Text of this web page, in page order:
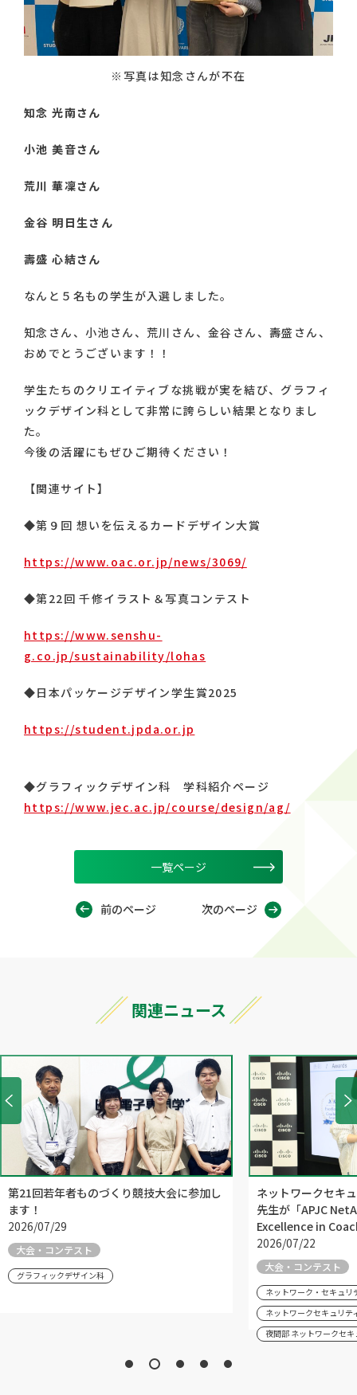
※写真は知念さんが不在
知念 光南さん
小池 美音さん
荒川 華凜さん
金谷 明日生さん
壽盛 心結さん
なんと５名もの学生が入選しました。
知念さん、小池さん、荒川さん、金谷さん、壽盛さん、
おめでとうございます！！
学生たちのクリエイティブな挑戦が実を結び、グラフィ
ックデザイン科として非常に誇らしい結果となりまし
た。
今後の活躍にもぜひご期待ください！
【関連サイト】
◆第９回 想いを伝えるカードデザイン大賞
https://www.oac.or.jp/news/3069/
◆第22回 千修イラスト＆写真コンテスト
https://www.senshu-
g.co.jp/sustainability/lohas
◆日本パッケージデザイン学生賞2025
https://student.jpda.or.jp
◆グラフィックデザイン科 学科紹介ページ
https://www.jec.ac.jp/course/design/ag/
前のページ
一覧ページ
次のページ
関連ニュース
第21回若年者ものづくり競技大会に参加し
ます！
2026/07/29
大会・コンテスト
グラフィックデザイン科
ネットワークセキ
先生が「APJC
Excellence in
2026/07/22
大会・コンテスト
ネットワーク・セキュリ
ネットワークセキュリテ
夜間部 ネットワークセ